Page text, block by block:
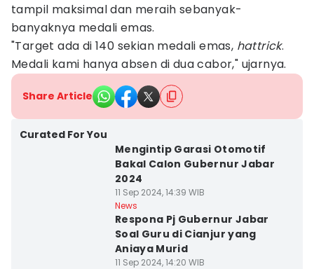
tampil maksimal dan meraih sebanyak-
banyaknya medali emas.
"Target ada di 140 sekian medali emas, hattrick.
Medali kami hanya absen di dua cabor," ujarnya.
Share Article
Curated For You
Mengintip Garasi Otomotif
Bakal Calon Gubernur Jabar
2024
11 Sep 2024, 14:39 WIB
News
Respona Pj Gubernur Jabar
Soal Guru di Cianjur yang
Aniaya Murid
11 Sep 2024, 14:20 WIB